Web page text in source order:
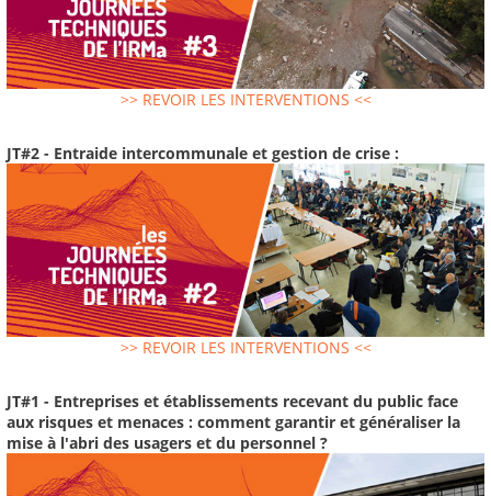
>> REVOIR LES INTERVENTIONS <<
JT#2 - Entraide intercommunale et gestion de crise :
>> REVOIR LES INTERVENTIONS <<
JT#1 - Entreprises et établissements recevant du public face
aux risques et menaces : comment garantir et généraliser la
mise à l'abri des usagers et du personnel ?